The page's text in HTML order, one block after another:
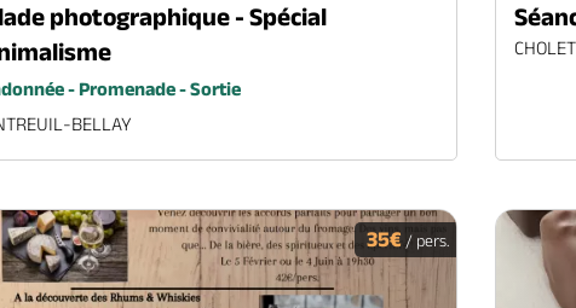
photographique - Spécial
- Promenade - Sortie
BELLAY
CHOLET
35€ / pers.